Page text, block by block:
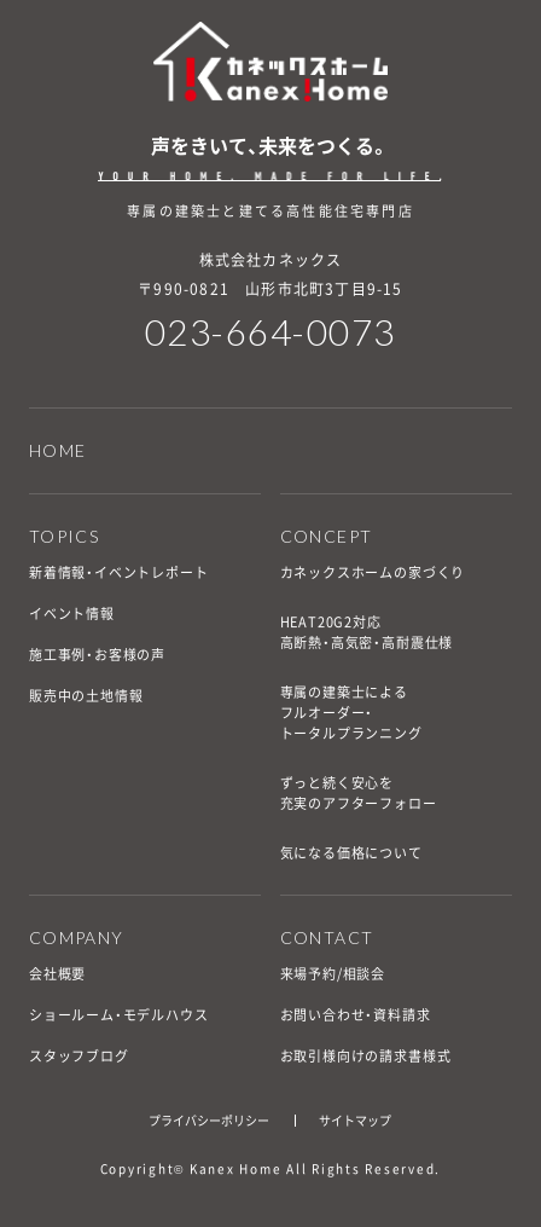
声をきいて、未来をつくる。
専属の建築士と建てる高性能住宅専門店
株式会社カネックス
〒990-0821 山形市北町3丁目9-15
023-664-0073
HOME
TOPICS
新着情報・イベントレポート
イベント情報
施工事例・お客様の声
販売中の土地情報
CONCEPT
カネックスホームの家づくり
HEAT20G2対応
高断熱・高気密・高耐震仕様
専属の建築士による
フルオーダー・
トータルプランニング
ずっと続く安心を
充実のアフターフォロー
気になる価格について
COMPANY
会社概要
ショールーム・モデルハウス
スタッフブログ
CONTACT
来場予約/相談会
お問い合わせ・資料請求
お取引様向けの請求書様式
プライバシーポリシー サイトマップ
Copyright© Kanex Home All Rights Reserved.